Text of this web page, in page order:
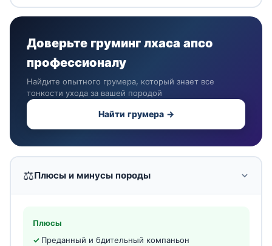
Доверьте груминг лхаса апсо
профессионалу
Найдите опытного грумера, который знает все
тонкости ухода за вашей породой
Найти грумера →
⚖️Плюсы и минусы породы
Плюсы
Преданный и бдительный компаньон